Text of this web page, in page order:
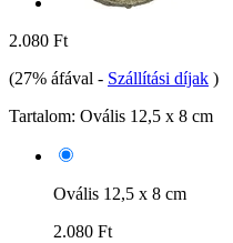
2.080 Ft
(27% áfával - Szállítási díjak )
Tartalom: Ovális 12,5 x 8 cm
Ovális 12,5 x 8 cm
2.080 Ft